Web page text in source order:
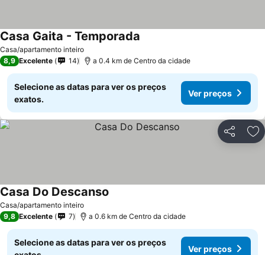
Casa/apartamento inteiro
Casa Gaita - Temporada
8,9 Excelente 14 a 0.4 km de Centro da cidade
Selecione as datas para ver os preços
exatos.
Ver preços
Partilhar
Casa/apartamento inteiro
Casa Do Descanso
9,8 Excelente 7 a 0.6 km de Centro da cidade
Selecione as datas para ver os preços
Ver preços